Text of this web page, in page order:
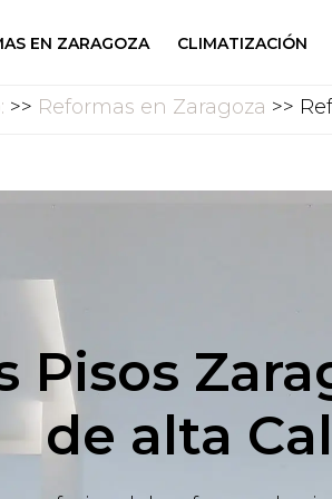
EN ZARAGOZA CLIMATIZACIÓN
>> Reformas en Zaragoza >>
Pisos
de alta